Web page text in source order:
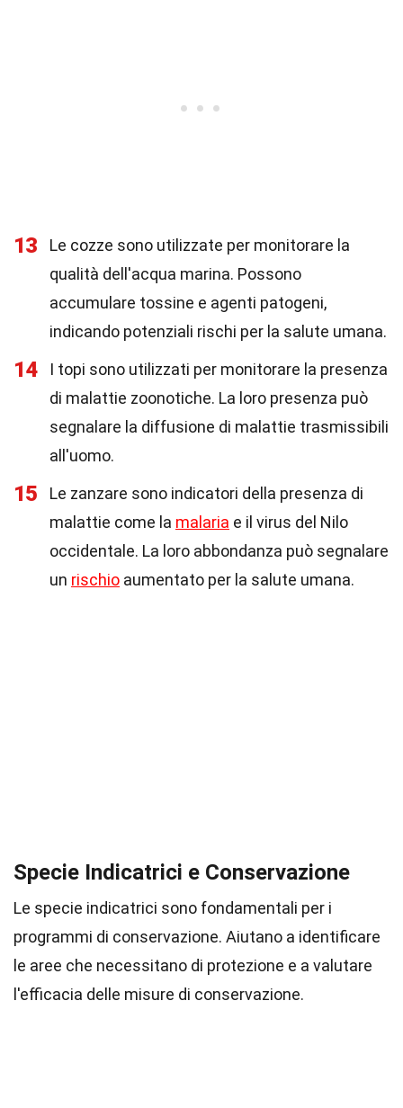
13
Le cozze sono utilizzate per monitorare la
qualità dell'acqua marina. Possono
accumulare tossine e agenti patogeni,
indicando potenziali rischi per la salute umana.
14
I topi sono utilizzati per monitorare la presenza
di malattie zoonotiche. La loro presenza può
segnalare la diffusione di malattie trasmissibili
all'uomo.
15
Le zanzare sono indicatori della presenza di
malattie come la malaria e il virus del Nilo
occidentale. La loro abbondanza può segnalare
un rischio aumentato per la salute umana.
Specie Indicatrici e Conservazione
Le specie indicatrici sono fondamentali per i
programmi di conservazione. Aiutano a identificare
le aree che necessitano di protezione e a valutare
l'efficacia delle misure di conservazione.